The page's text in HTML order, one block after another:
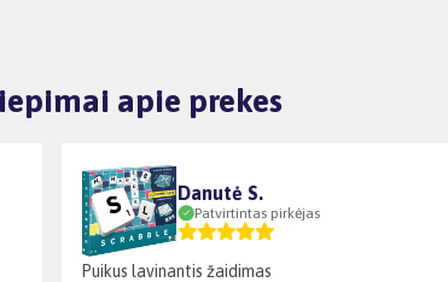
apie prekes
Danutė S.
Patvirtintas pirkėjas
Puikus lavinantis žaidimas